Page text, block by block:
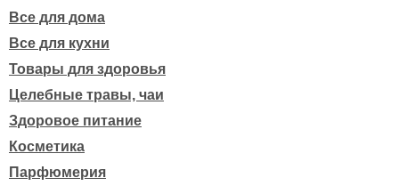
Все для дома
Все для кухни
Товары для здоровья
Целебные травы, чаи
Здоровое питание
Косметика
Парфюмерия